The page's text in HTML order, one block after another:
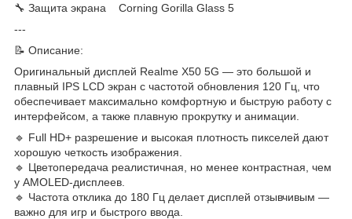
🔧 Защита экрана Corning Gorilla Glass 5
---
📝 Описание:
Оригинальный дисплей Realme X50 5G — это большой и
плавный IPS LCD экран с частотой обновления 120 Гц, что
обеспечивает максимально комфортную и быструю работу с
интерфейсом, а также плавную прокрутку и анимации.
🔹 Full HD+ разрешение и высокая плотность пикселей дают
хорошую четкость изображения.
🔹 Цветопередача реалистичная, но менее контрастная, чем
у AMOLED-дисплеев.
🔹 Частота отклика до 180 Гц делает дисплей отзывчивым —
важно для игр и быстрого ввода.